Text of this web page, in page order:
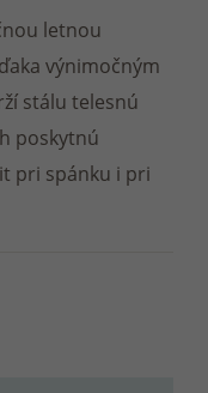
letnou
výnimočným
stálu telesnú
poskytnú
pri spánku i pri